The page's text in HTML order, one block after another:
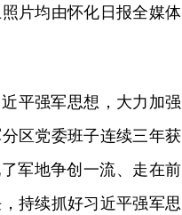
片均由怀化日报全媒体
平强军思想，大力加强
区党委班子连续三年获
军地争创一流、走在前
持续抓好习近平强军思